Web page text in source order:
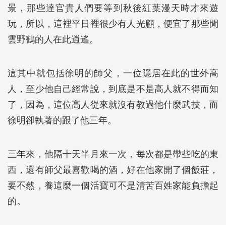
景，那些達官貴人們要等到秋後紅葉漫天時才來遊
玩，所以，這裡平日裡很少有人光顧，便宜了那些閒
雲野鶴的人在此逍遙。
這其中就包括徐明的師父，一位隱居在此的世外高
人，至少他自己經常說，到底是不是高人就不得而知
了，因為，這位高人從來就沒有教過他什麼武技，而
徐明卻執著的跟了他三年。
三年來，他隔十天半月來一次，每次都是帶些吃的東
西，還有師父最喜歡喝的酒，好在他家開了個飯莊，
要不然，養這麼一個活寶可不是清苦百姓家能負擔起
的。